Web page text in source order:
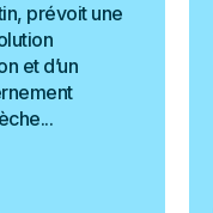
prévoit une
et d’un